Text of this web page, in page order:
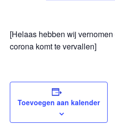
[Helaas hebben wij
corona komt te vervallen]
Toevoegen aan kalender